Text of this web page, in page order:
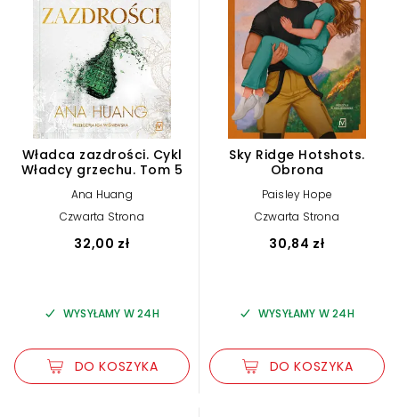
Władca zazdrości. Cykl
Władcy grzechu. Tom 5
Ana Huang
Czwarta Strona
32,00 zł
WYSYŁAMY W 24H
DO KOSZYKA
Sky Ridge Hotshots.
Obrona
Paisley Hope
Czwarta Strona
30,84 zł
WYSYŁAMY W 24H
DO KOSZYKA